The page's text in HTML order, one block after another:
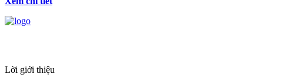
Lời giới thiệu